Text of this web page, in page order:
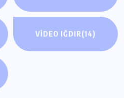
VIDEO IĞDIR(14)